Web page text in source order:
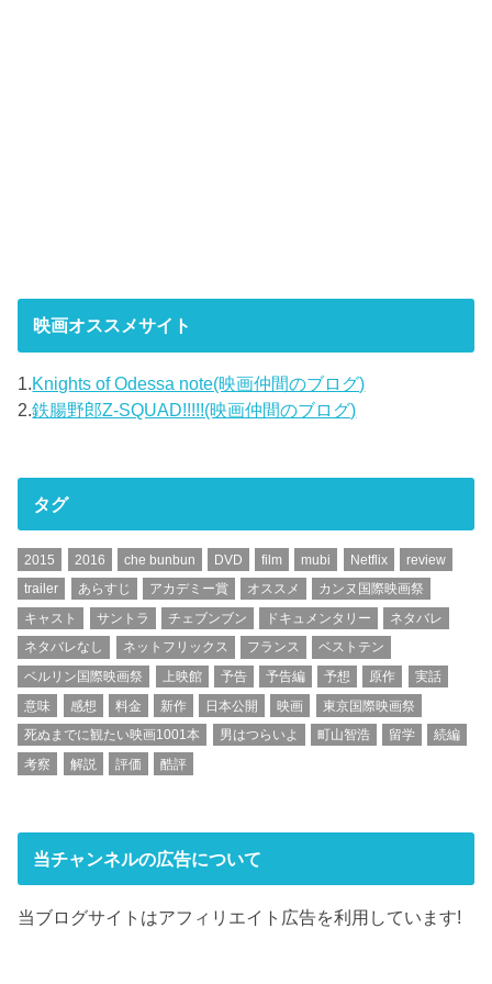
映画オススメサイト
1.Knights of Odessa note(映画仲間のブログ)
2.鉄腸野郎Z-SQUAD!!!!!(映画仲間のブログ)
タグ
2015 2016 che bunbun DVD film mubi Netflix
review
trailer
あらすじ アカデミー賞 オススメ
カンヌ国際映画祭
キャスト
サントラ チェブンブン ドキュメンタリー
ネタバレ
ネタバレなし
ネットフリックス フランス
ベストテン
ベルリン国際映画祭
上映館 予告 予告編 予想 原作
実話
意味
感想 料金 新作 日本公開 映画
東京国際映画祭
死ぬまでに観たい映画1001本
男はつらいよ 町山智浩 留学
続編
考察
解説 評価 酷評
当チャンネルの広告について
当ブログサイトはアフィリエイト広告を利用しています!